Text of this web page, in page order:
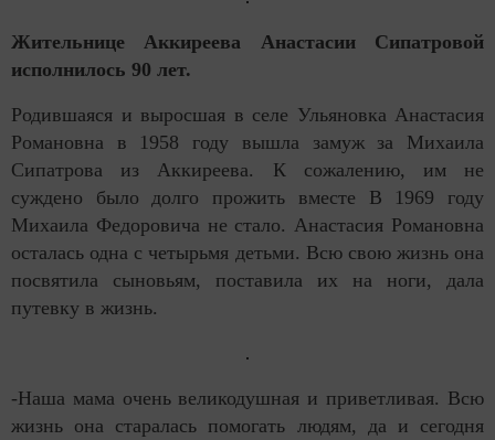
Жительнице Аккиреева Анастасии Сипатровой
исполнилось 90 лет.
Родившаяся и выросшая в селе Ульяновка Анастасия
Романовна в 1958 году вышла замуж за Михаила
Сипатрова из Аккиреева. К сожалению, им не
суждено было долго прожить вместе В 1969 году
Михаила Федоровича не стало. Анастасия Романовна
осталась одна с четырьмя детьми. Всю свою жизнь она
посвятила сыновьям, поставила их на ноги, дала
путевку в жизнь.
-Наша мама очень великодушная и приветливая. Всю
жизнь она старалась помогать людям, да и сегодня